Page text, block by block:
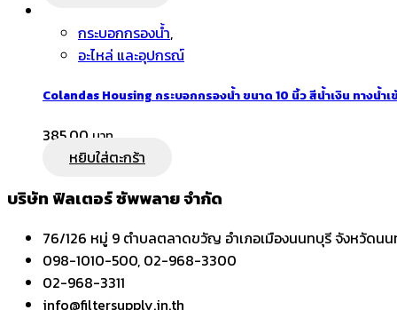
กระบอกกรองน้ำ,
อะไหล่ และอุปกรณ์
Colandas Housing กระบอกกรองน้ำ ขนาด 10 นิ้ว สีน้ำเงิน ทางน้ำเ
385.00
หยิบใส่ตะกร้า
บริษัท ฟิลเตอร์ ซัพพลาย จำกัด
76/126 หมู่ 9 ตำบลตลาดขวัญ อำเภอเมืองนนทบุรี จังหวัดนน
098-1010-500, 02-968-3300
02-968-3311
info@filtersupply.in.th